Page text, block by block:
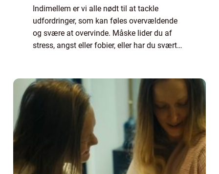
Indimellem er vi alle nødt til at tackle
udfordringer, som kan føles overvældende
og svære at overvinde. Måske lider du af
stress, angst eller fobier, eller har du svært